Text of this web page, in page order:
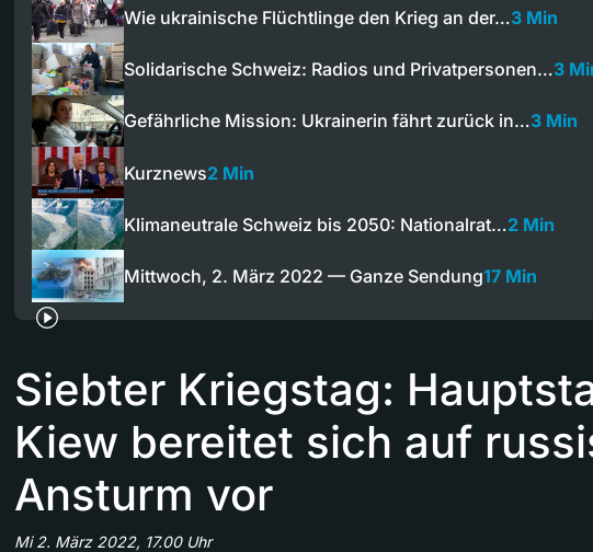
Wie ukrainische Flüchtlinge den Krieg an der…3 Min
Solidarische Schweiz: Radios und Privatpersonen…3
Gefährliche Mission: Ukrainerin fährt zurück in…3 Min
Kurznews2 Min
Klimaneutrale Schweiz bis 2050: Nationalrat…2 Min
Mittwoch, 2. März 2022 — Ganze Sendung17 Min
Siebter Kriegstag:
Kiew bereitet sich auf
Ansturm vor
Mi 2. März 2022, 17.00 Uhr